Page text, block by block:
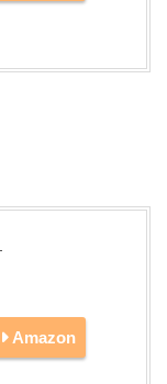
Amazon